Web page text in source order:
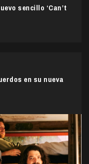
sencillo ‘Can’t
en su nueva